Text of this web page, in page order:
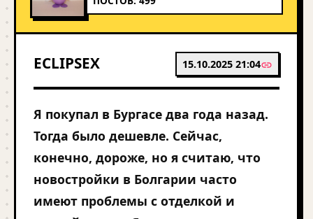
ECLIPSEX 15.10.2025 21:04
Я покупал в Бургасе два года назад.
Тогда было дешевле. Сейчас,
конечно, дороже, но я считаю, что
новостройки в Болгарии часто
имеют проблемы с отделкой и